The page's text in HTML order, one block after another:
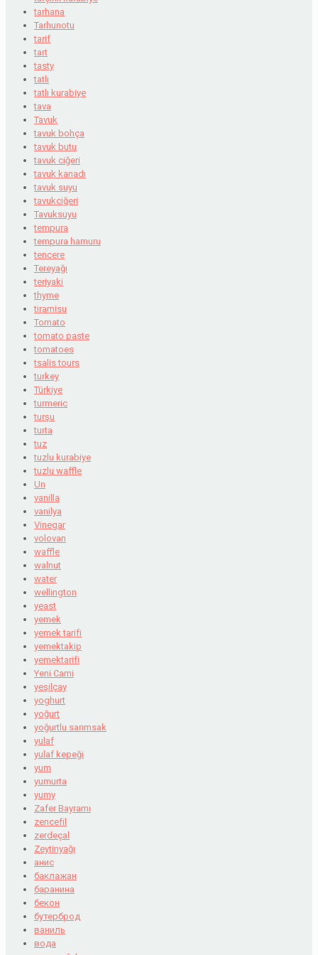
tarhana
Tarhunotu
tarif
tart
tasty
tatlı
tatlı kurabiye
tava
Tavuk
tavuk bohça
tavuk butu
tavuk ciğeri
tavuk kanadı
tavuk suyu
tavukciğeri
Tavuksuyu
tempura
tempura hamuru
tencere
Tereyağı
teriyaki
thyme
tiramisu
Tomato
tomato paste
tomatoes
tsalis tours
turkey
Türkiye
turmeric
turşu
turta
tuz
tuzlu kurabiye
tuzlu waffle
Un
vanilla
vanilya
Vinegar
volovan
waffle
walnut
water
wellington
yeast
yemek
yemek tarifi
yemektakip
yemektarifi
Yeni Cami
yeşilçay
yoghurt
yoğurt
yoğurtlu sarımsak
yulaf
yulaf kepeği
yum
yumurta
yumy
Zafer Bayramı
zencefil
zerdeçal
Zeytinyağı
анис
баклажан
баранина
бекон
бутерброд
ваниль
вода